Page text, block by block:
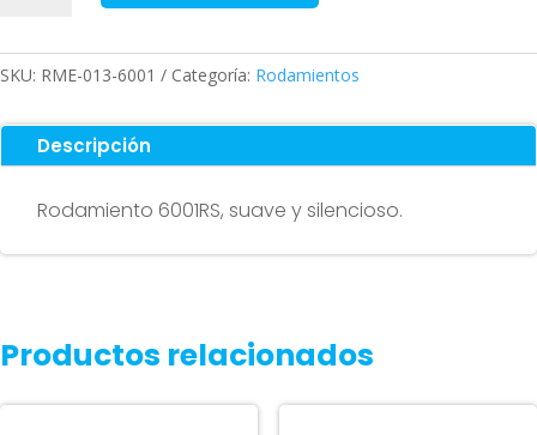
6001RS
SKU: RME-013-6001 Categoría: Rodamientos
Descripción
Rodamiento 6001RS, suave y silencioso.
Productos relacionados